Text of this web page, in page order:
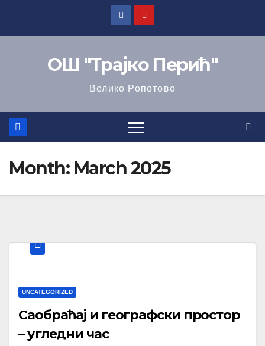
ОШ "Трајко Перић"
Велико Ропотово
Month: March 2025
UNCATEGORIZED
Саобраћај и географски простор
– угледни час